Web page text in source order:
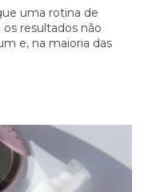
uma rotina de
resultados não
e, na maioria das